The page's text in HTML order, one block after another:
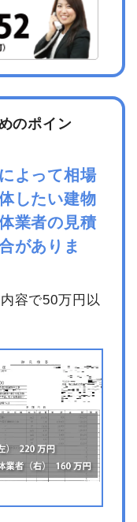
のポイン
よって相場
したい建物
業者の見積
がありま
容で50万円以